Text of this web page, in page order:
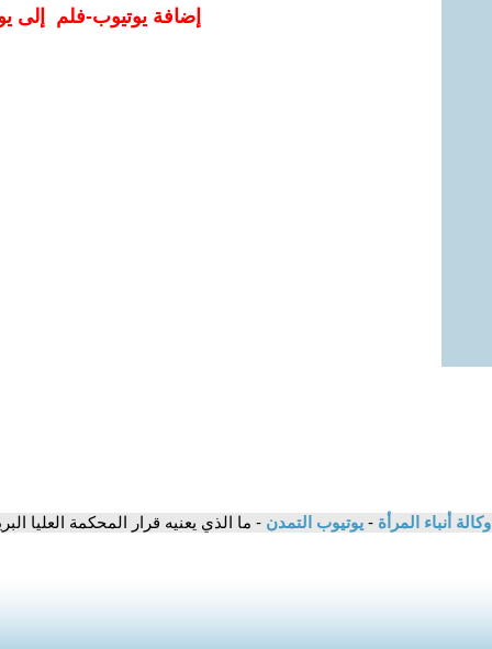
إضافة يوتيوب-فلم إلى
وكالة أنباء المرأة - يوتيوب التمدن - ما الذي يعنيه قرار المحكمة العليا